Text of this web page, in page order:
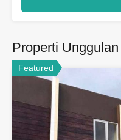
Properti Unggulan
Featured